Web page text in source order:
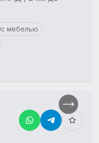
с мебелью